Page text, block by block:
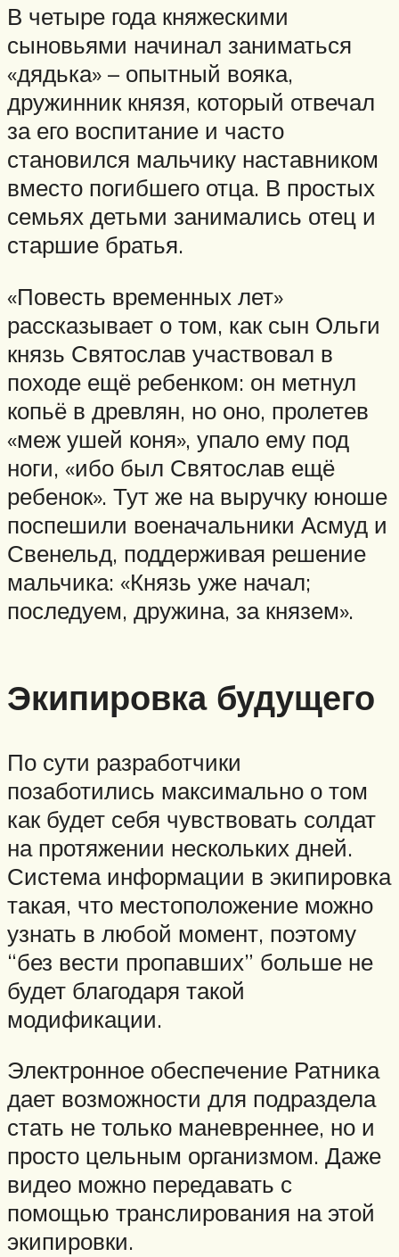
В четыре года княжескими
сыновьями начинал заниматься
«дядька» – опытный вояка,
дружинник князя, который отвечал
за его воспитание и часто
становился мальчику наставником
вместо погибшего отца. В простых
семьях детьми занимались отец и
старшие братья.
«Повесть временных лет»
рассказывает о том, как сын Ольги
князь Святослав участвовал в
походе ещё ребенком: он метнул
копьё в древлян, но оно, пролетев
«меж ушей коня», упало ему под
ноги, «ибо был Святослав ещё
ребенок». Тут же на выручку юноше
поспешили военачальники Асмуд и
Свенельд, поддерживая решение
мальчика: «Князь уже начал;
последуем, дружина, за князем».
Экипировка будущего
По сути разработчики
позаботились максимально о том
как будет себя чувствовать солдат
на протяжении нескольких дней.
Система информации в экипировка
такая, что местоположение можно
узнать в любой момент, поэтому
“без вести пропавших” больше не
будет благодаря такой
модификации.
Электронное обеспечение Ратника
дает возможности для подраздела
стать не только маневреннее, но и
просто цельным организмом. Даже
видео можно передавать с
помощью транслирования на этой
экипировки.